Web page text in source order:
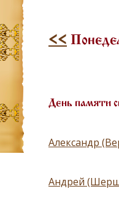
<<
День памяти
Александр
Андрей